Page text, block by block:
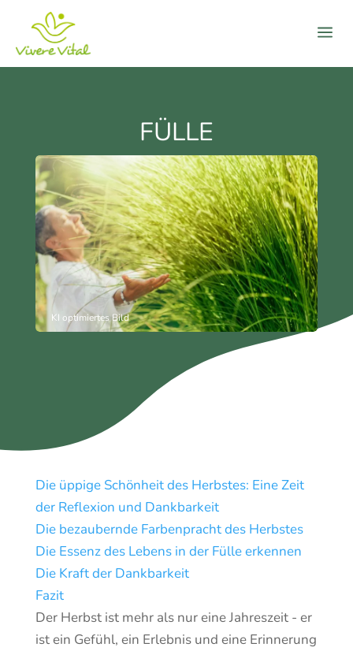
a
FÜLLE
KI optimiertes Bild
Die üppige Schönheit des Herbstes: Eine Zeit
der Reflexion und Dankbarkeit
Die bezaubernde Farbenpracht des Herbstes
Die Essenz des Lebens in der Fülle erkennen
Die Kraft der Dankbarkeit
Fazit
Der Herbst ist mehr als nur eine Jahreszeit - er
ist ein Gefühl, ein Erlebnis und eine Erinnerung